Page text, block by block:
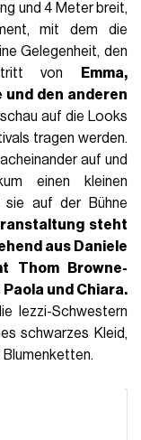
und 4 Meter breit,
mit dem die
Gelegenheit, den
von
Emma,
und den anderen
auf die Looks
tragen werden.
auf und
einen kleinen
sie auf der Bühne
steht
aus Daniele
Thom Browne-
und Chiara.
Iezzi-Schwestern
schwarzes Kleid,